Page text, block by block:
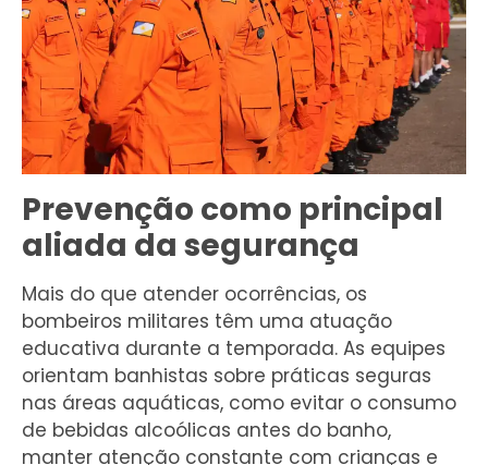
Prevenção como principal
aliada da segurança
Mais do que atender ocorrências, os
bombeiros militares têm uma atuação
educativa durante a temporada. As equipes
orientam banhistas sobre práticas seguras
nas áreas aquáticas, como evitar o consumo
de bebidas alcoólicas antes do banho,
manter atenção constante com crianças e